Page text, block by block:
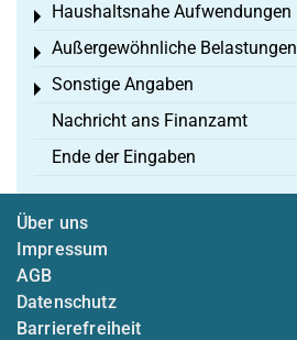
Haushaltsnahe Aufwendungen
Toggle menu
Außergewöhnliche Belastungen
Toggle menu
Sonstige Angaben
Toggle menu
Nachricht ans Finanzamt
Ende der Eingaben
Über uns
Impressum
AGB
Datenschutz
Barrierefreiheit